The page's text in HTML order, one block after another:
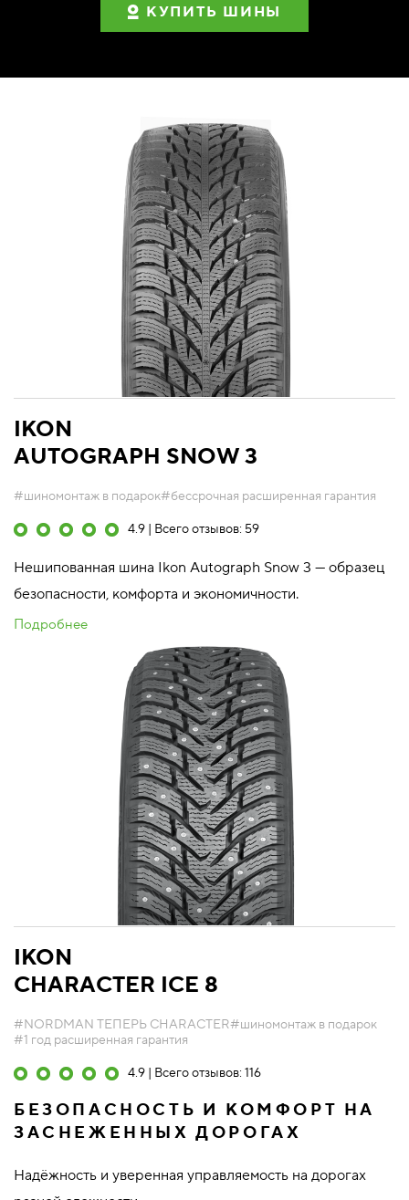
КУПИТЬ ШИНЫ
IKON
AUTOGRAPH SNOW 3
#шиномонтаж в подарок#бессрочная расширенная гарантия
4.9 | Всего отзывов: 59
Нешипованная шина Ikon Autograph Snow 3 — образец
безопасности, комфорта и экономичности.
Подробнее
IKON
CHARACTER ICE 8
#NORDMAN ТЕПЕРЬ CHARACTER#шиномонтаж в подарок
#1 год расширенная гарантия
4.9 | Всего отзывов: 116
БЕЗОПАСНОСТЬ И КОМФОРТ НА
ЗАСНЕЖЕННЫХ ДОРОГАХ
Надёжность и уверенная управляемость на дорогах